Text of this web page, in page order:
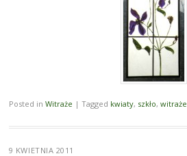
Posted in Witraże | Tagged kwiaty, szkło, witraże
9 KWIETNIA 2011